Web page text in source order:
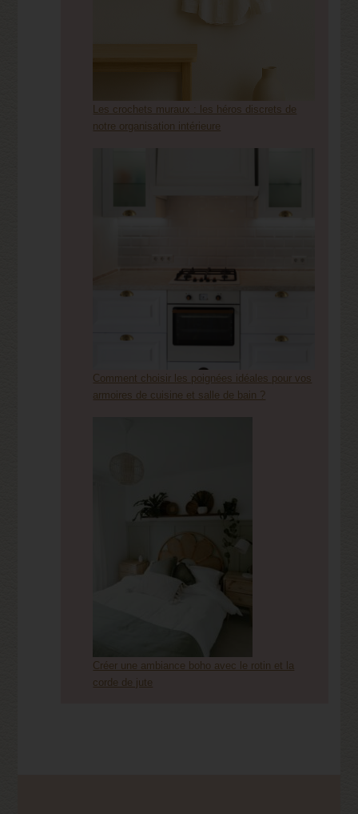
Les crochets muraux : les héros discrets de
notre organisation intérieure
Comment choisir les poignées idéales pour vos
armoires de cuisine et salle de bain ?
Créer une ambiance boho avec le rotin et la
corde de jute